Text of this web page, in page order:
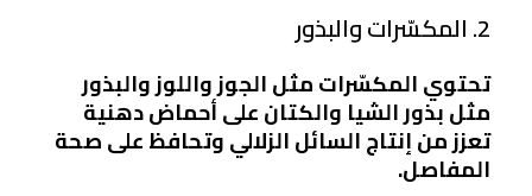
2. المكسّرات والبذور
تحتوي المكسّرات مثل الجوز واللوز والبذور
مثل بذور الشيا والكتان على أحماض دهنية
تعزز من إنتاج السائل الزلالي وتحافظ على صحة
المفاصل.